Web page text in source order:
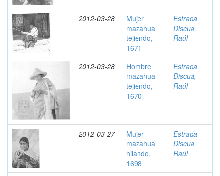
2012-03-28
Mujer
mazahua
tejiendo,
1671
Estrada
Discua,
Raúl
2012-03-28
Hombre
mazahua
tejiendo,
1670
Estrada
Discua,
Raúl
2012-03-27
Mujer
mazahua
hilando,
1698
Estrada
Discua,
Raúl